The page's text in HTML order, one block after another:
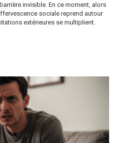
invisible. En ce moment, alors
sociale reprend autour
extérieures se multiplient.